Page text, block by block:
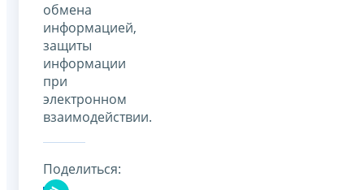
обмена
информацией,
защиты
информации
при
электронном
взаимодействии.
Поделиться: